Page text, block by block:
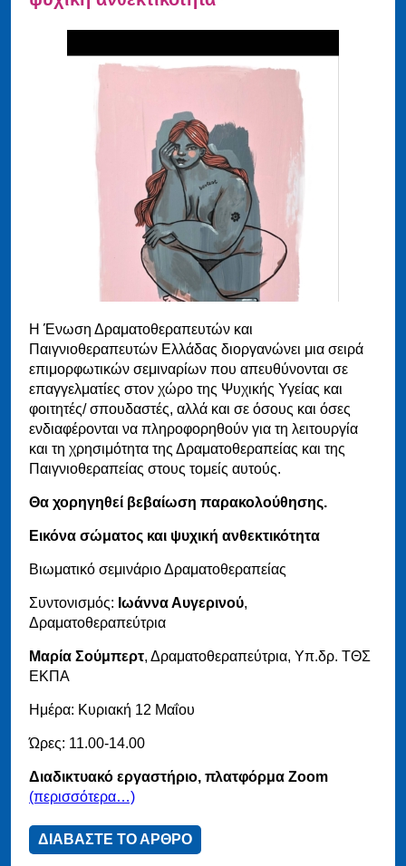
Η Ένωση Δραματοθεραπευτών και
Παιγνιοθεραπευτών Ελλάδας διοργανώνει μια σειρά
επιμορφωτικών σεμιναρίων που απευθύνονται σε
επαγγελματίες στον χώρο της Ψυχικής Υγείας και
φοιτητές/ σπουδαστές, αλλά και σε όσους και όσες
ενδιαφέρονται να πληροφορηθούν για τη λειτουργία
και τη χρησιμότητα της Δραματοθεραπείας και της
Παιγνιοθεραπείας στους τομείς αυτούς.
Θα χορηγηθεί βεβαίωση παρακολούθησης.
Εικόνα σώματος και ψυχική ανθεκτικότητα
Βιωματικό σεμινάριο Δραματοθεραπείας
Συντονισμός: Ιωάννα Αυγερινού,
Δραματοθεραπεύτρια
Μαρία Σούμπερτ, Δραματοθεραπεύτρια, Υπ.δρ. ΤΘΣ
ΕΚΠΑ
Ημέρα: Κυριακή 12 Μαΐου
Ώρες: 11.00-14.00
Διαδικτυακό εργαστήριο, πλατφόρμα Zoom
(περισσότερα…)
ΔΙΑΒΑΣΤΕ ΤΟ ΑΡΘΡΟ